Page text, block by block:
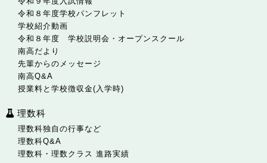
令和８年度学校パンフレット
学校紹介動画
令和８年度 学校説明会・オープンスクール
南高だより
先輩からのメッセージ
南高Q&A
授業料と学校徴収金(入学時)
理数科
理数科独自の行事など
理数科Q&A
理数科・理数クラス 進路実績